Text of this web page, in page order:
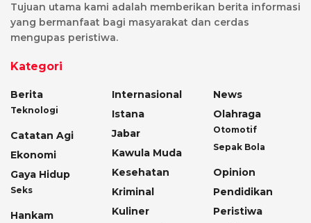
Tujuan utama kami adalah memberikan berita informasi
yang bermanfaat bagi masyarakat dan cerdas
mengupas peristiwa.
Kategori
Berita
Teknologi
Catatan Agi
Ekonomi
Gaya Hidup
Seks
Hankam
Internasional
Istana
Jabar
Kawula Muda
Kesehatan
Kriminal
Kuliner
News
Olahraga
Otomotif
Sepak Bola
Opinion
Pendidikan
Peristiwa